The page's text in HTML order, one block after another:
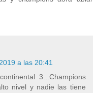
a las 20:41
3...Champions
nivel y nadie las tiene